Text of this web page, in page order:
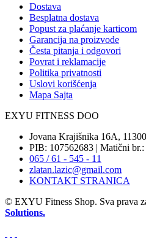
Dostava
Besplatna dostava
Popust za plaćanje karticom
Garancija na proizvode
Česta pitanja i odgovori
Povrat i reklamacije
Politika privatnosti
Uslovi korišćenja
Mapa Sajta
EXYU FITNESS DOO
Jovana Krajišnika 16A,
PIB: 107562683 | Matični
065 / 61 - 545 - 11
zlatan.lazic@gmail.com
KONTAKT STRANICA
© EXYU Fitness Shop. Sva prava
Solutions.